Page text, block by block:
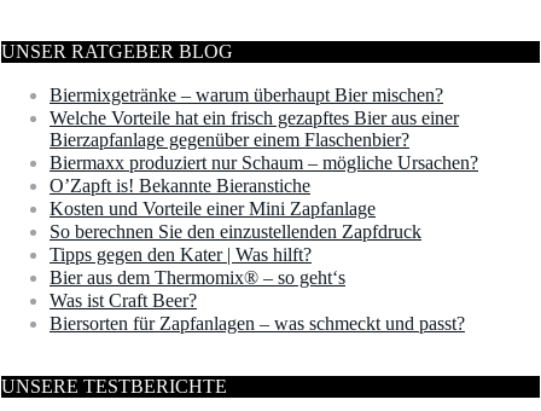
UNSER RATGEBER BLOG
Biermixgetränke – warum überhaupt Bier mischen?
Welche Vorteile hat ein frisch gezapftes Bier aus einer
Bierzapfanlage gegenüber einem Flaschenbier?
Biermaxx produziert nur Schaum – mögliche Ursachen?
O’Zapft is! Bekannte Bieranstiche
Kosten und Vorteile einer Mini Zapfanlage
So berechnen Sie den einzustellenden Zapfdruck
Tipps gegen den Kater | Was hilft?
Bier aus dem Thermomix® – so geht‘s
Was ist Craft Beer?
Biersorten für Zapfanlagen – was schmeckt und passt?
UNSERE TESTBERICHTE